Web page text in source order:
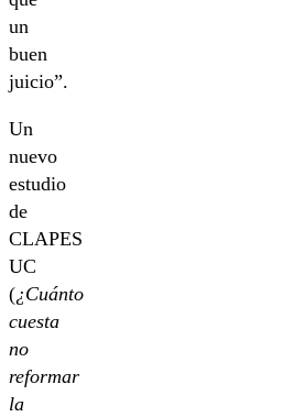
un
buen
juicio”.
Un
nuevo
estudio
de
CLAPES
UC
(¿Cuánto
cuesta
no
reformar
la